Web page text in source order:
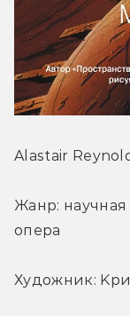
Alastair
Жанр:
опера
Художник: